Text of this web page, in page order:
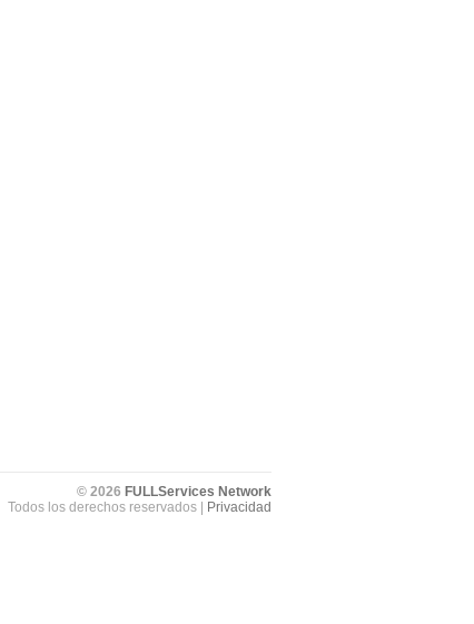
© 2026 FULLServices Network
Todos los derechos reservados |
Privacidad